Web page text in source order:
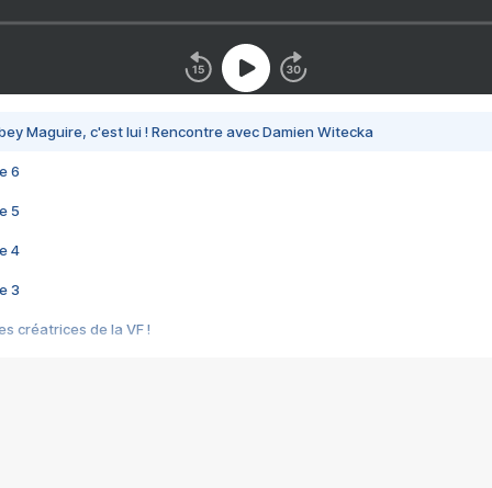
Maguire, c'est lui ! Rencontre avec Damien Witecka
6
5
4
3
créatrices de la VF !